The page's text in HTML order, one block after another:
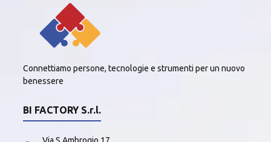
Connettiamo persone, tecnologie e strumenti per un nuovo
benessere
BI FACTORY S.r.l.